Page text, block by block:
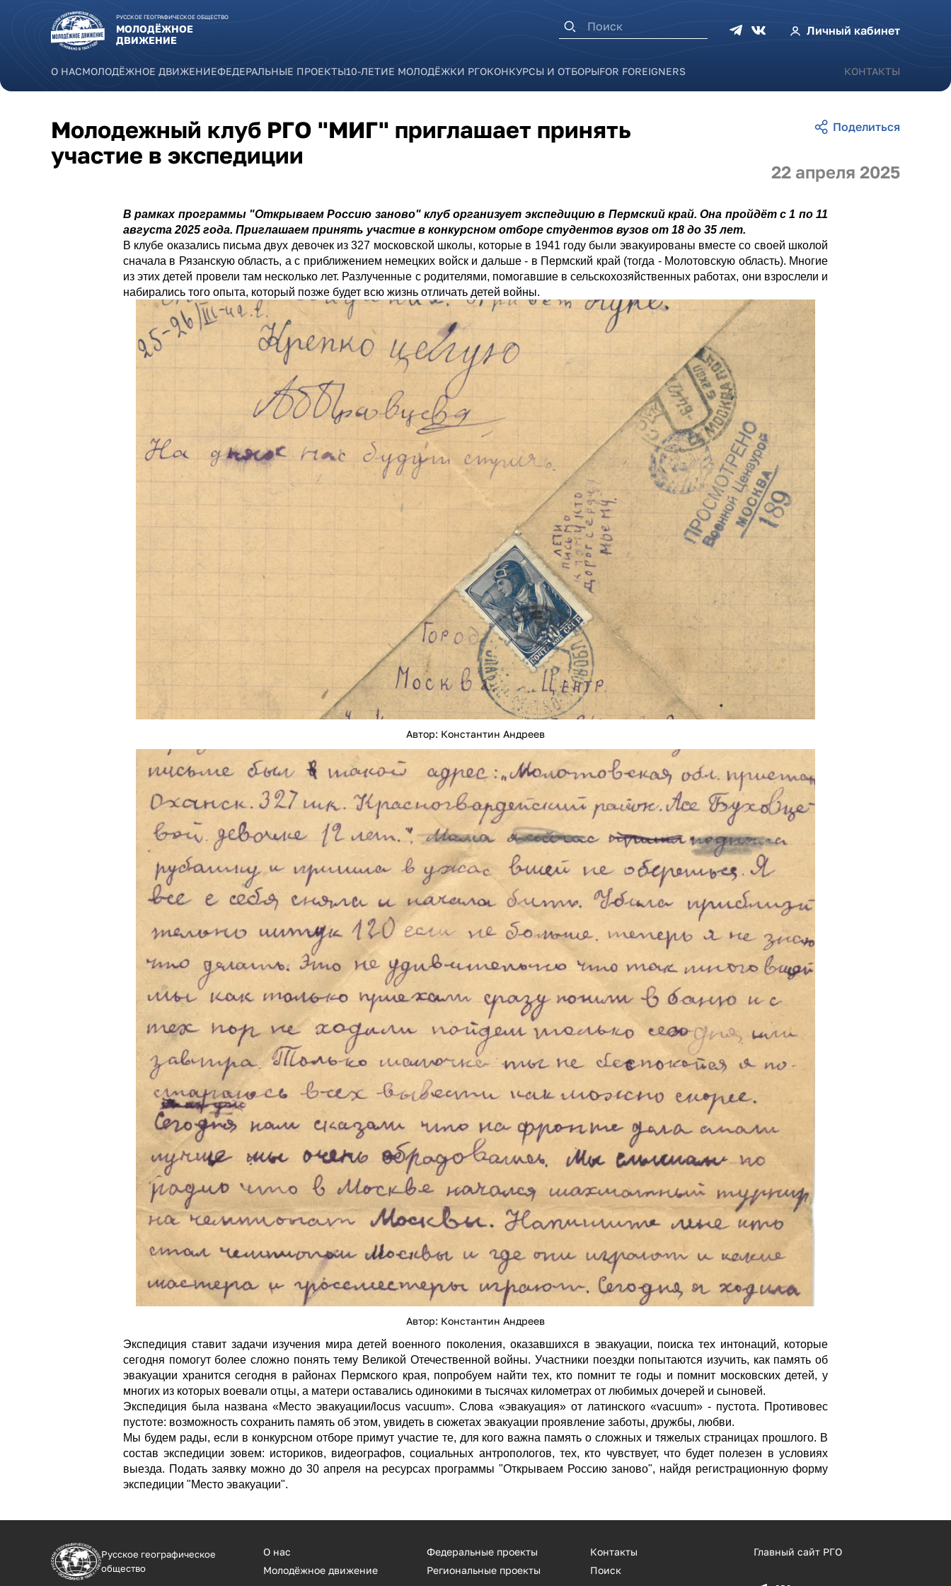
РУССКОЕ ГЕОГРАФИЧЕСКОЕ ОБЩЕСТВО
МОЛОДЁЖНОЕ
ДВИЖЕНИЕ
Личный кабинет
Форма поиска
О НАСМОЛОДЁЖНОЕ ДВИЖЕНИЕФЕДЕРАЛЬНЫЕ ПРОЕКТЫ10-ЛЕТИЕ МОЛОДЁЖКИ РГОКОНКУРСЫ И ОТБОРЫFOR FOREIGNERS КОНТАКТЫ
22 апреля 2025
Молодежный клуб РГО "МИГ" приглашает принять
участие в экспедиции
В рамках программы "Открываем Россию заново" клуб организует экспедицию в Пермский край. Она пройдёт с 1 по 11
августа 2025 года. Приглашаем принять участие в конкурсном отборе студентов вузов от 18 до 35 лет.
В клубе оказались письма двух девочек из 327 московской школы, которые в 1941 году были эвакуированы вместе со своей школой
сначала в Рязанскую область, а с приближением немецких войск и дальше - в Пермский край (тогда - Молотовскую область). Многие
из этих детей провели там несколько лет. Разлученные с родителями, помогавшие в сельскохозяйственных работах, они взрослели и
набирались того опыта, который позже будет всю жизнь отличать детей войны.
konstantin_andreev.png
Автор: Константин Андреев
konstantin_andreev3.png
Автор: Константин Андреев
Экспедиция ставит задачи изучения мира детей военного поколения, оказавшихся в эвакуации, поиска тех интонаций, которые
сегодня помогут более сложно понять тему Великой Отечественной войны. Участники поездки попытаются изучить, как память об
эвакуации хранится сегодня в районах Пермского края, попробуем найти тех, кто помнит те годы и помнит московских детей, у
многих из которых воевали отцы, а матери оставались одинокими в тысячах километрах от любимых дочерей и сыновей.
Экспедиция была названа «Место эвакуации/locus vacuum». Слова «эвакуация» от латинского «vacuum» - пустота. Противовес
пустоте: возможность сохранить память об этом, увидеть в сюжетах эвакуации проявление заботы, дружбы, любви.
Мы будем рады, если в конкурсном отборе примут участие те, для кого важна память о сложных и тяжелых страницах прошлого. В
состав экспедиции зовем: историков, видеографов, социальных антропологов, тех, кто чувствует, что будет полезен в условиях
выезда. Подать заявку можно до 30 апреля на ресурсах программы "Открываем Россию заново", найдя регистрационную форму
экспедиции "Место эвакуации".
Русское географическое
общество
О нас
Молодёжное движение
Федеральные проекты
Региональные проекты
Контакты
Поиск
Главный сайт РГО